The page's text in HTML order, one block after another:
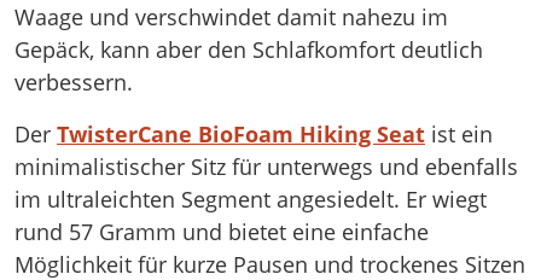
Waage und verschwindet damit nahezu im
Gepäck, kann aber den Schlafkomfort deutlich
verbessern.
Der TwisterCane BioFoam Hiking Seat ist ein
minimalistischer Sitz für unterwegs und ebenfalls
im ultraleichten Segment angesiedelt. Er wiegt
rund 57 Gramm und bietet eine einfache
Möglichkeit für kurze Pausen und trockenes Sitzen